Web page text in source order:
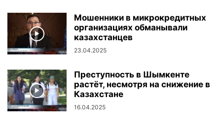
Мошенники в микрокредитных
организациях обманывали
казахстанцев
23.04.2025
Преступность в Шымкенте
растёт, несмотря на снижение в
Казахстане
16.04.2025